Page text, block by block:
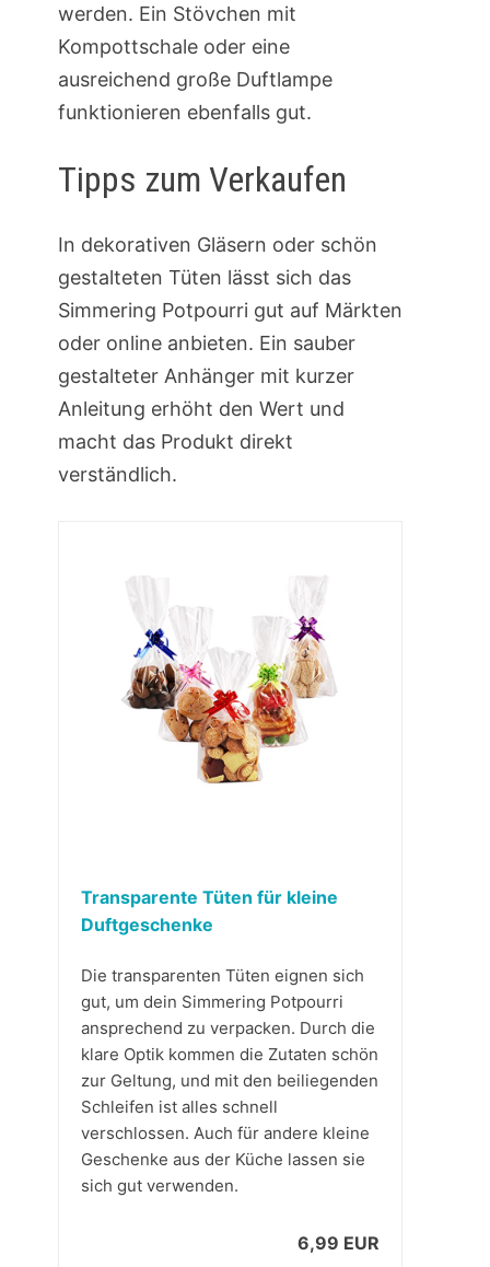
werden. Ein Stövchen mit
Kompottschale oder eine
ausreichend große Duftlampe
funktionieren ebenfalls gut.
Tipps zum Verkaufen
In dekorativen Gläsern oder schön
gestalteten Tüten lässt sich das
Simmering Potpourri gut auf Märkten
oder online anbieten. Ein sauber
gestalteter Anhänger mit kurzer
Anleitung erhöht den Wert und
macht das Produkt direkt
verständlich.
Transparente Tüten für kleine
Duftgeschenke
Die transparenten Tüten eignen sich
gut, um dein Simmering Potpourri
ansprechend zu verpacken. Durch die
klare Optik kommen die Zutaten schön
zur Geltung, und mit den beiliegenden
Schleifen ist alles schnell
verschlossen. Auch für andere kleine
Geschenke aus der Küche lassen sie
sich gut verwenden.
6,99 EUR